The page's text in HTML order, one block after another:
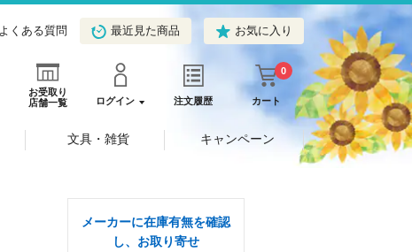
よくある質問 最近見た商品 お気に入り
お受取り
店舗一覧
ログイン 注文履歴 カート
0
文具・雑貨 キャンペーン
メーカーに在庫有無を確認
し、お取り寄せ